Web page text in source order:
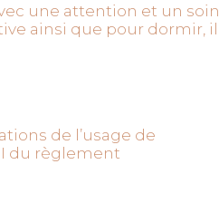
une attention et un soin
ainsi que pour dormir, il
de l’usage de
du règlement